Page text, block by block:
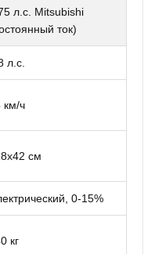
л.с. Mitsubishi
ток)
л.с.
км/ч
см
0-15%
кг